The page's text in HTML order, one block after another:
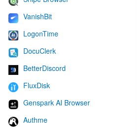
VanishBit
LogonTime
DocuClerk
BetterDiscord
FluxDisk
Genspark AI Browser
Authme